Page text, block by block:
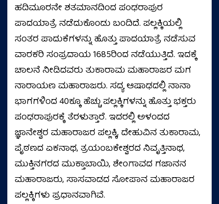
ಹದಿಮೂರನೇ ಶತಮಾನದಿಂದ ಪಂಢರಾಪುರ
ಪಾದಯಾತ್ರೆ ನಡೆದುಕೊಂಡು ಬಂದಿದೆ. ಪಲ್ಲಕ್ಕಿಯಲ್ಲಿ
ಸಂತರ ಪಾದುಕೆಗಳನ್ನು ಹೊತ್ತು ಪಾದಯಾತ್ರೆ ನಡೆಸುವ
ವಾರಕರಿ ಸಂಪ್ರದಾಯ 1685ರಿಂದ ನಡೆಯುತ್ತಿದೆ. ಇದಕ್ಕೆ
ಚಾಲನೆ ನೀಡಿದವರು ತುಕಾರಾಮ ಮಹಾರಾಜರ ಮಗ
ನಾರಾಯಣ ಮಹಾರಾಜರು. ಸದ್ಯ ಆಷಾಢದಲ್ಲಿ ನಾನಾ
ಭಾಗಗಳಿಂದ 40ಕ್ಕೂ ಹೆಚ್ಚು ಪಲ್ಲಕ್ಕಿಗಳನ್ನು ಹೊತ್ತು ಭಕ್ತರು
ಪಂಢರಾಪುರಕ್ಕೆ ತೆರಳುತ್ತಾರೆ. ಇದರಲ್ಲಿ ಅಳಂದದ
ಜ್ಞಾನೇಶ್ವರ ಮಹಾರಾಜರ ಪಲ್ಲಕ್ಕಿ, ದೇಹುವಿನ ತುಕಾರಾಮ,
ಪೈಠಣದ ಏಕನಾಥ, ತ್ರಯಂಬಕೇಶ್ವರದ ನಿವೃತ್ತಿನಾಥ,
ಮುಕ್ತಿನಗರದ ಮುಕ್ತಾಬಾಯಿ, ಶೇಂಗಾವದ ಗಜಾನನ
ಮಹಾರಾಜರು, ಸಾಸವಾಡದ ಸೋಪಾನ ಮಹಾರಾಜರ
ಪಲ್ಲಕ್ಕಿಗಳು ಪ್ರಧಾನವಾಗಿವೆ.